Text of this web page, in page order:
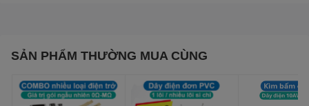
SẢN PHẨM THƯỜNG MUA CÙNG